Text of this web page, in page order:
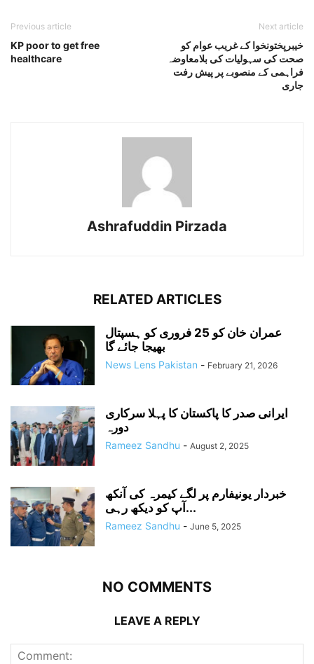
Previous article
KP poor to get free
healthcare
Next article
خیبرپختونخوا کے غریب عوام کو
صحت کی سہولیات کی بلامعاوضہ
فراہمی کے منصوبے پر پیش رفت
جاری
Ashrafuddin Pirzada
RELATED ARTICLES
عمران خان کو 25 فروری کو ہسپتال
بھیجا جائے گا
News Lens Pakistan - February 21, 2026
ایرانی صدر کا پاکستان کا پہلا سرکاری
دورہ
Rameez Sandhu - August 2, 2025
خبردار یونیفارم پر لگے کیمرہ کی آنکھ
آپ کو دیکھ رہی...
Rameez Sandhu - June 5, 2025
NO COMMENTS
LEAVE A REPLY